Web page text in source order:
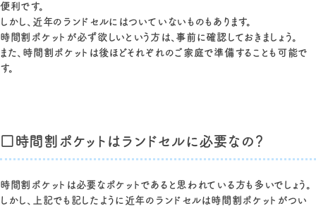
便利です。
しかし、近年のランドセルにはついていないものもあります。
時間割ポケットが必ず欲しいという方は、事前に確認しておきましょう。
また、時間割ポケットは後ほどそれぞれのご家庭で準備することも可能で
す。
□時間割ポケットはランドセルに必要なの？
時間割ポケットは必要なポケットであると思われている方も多いでしょう。
しかし、上記でも記したように近年のランドセルは時間割ポケットがつい